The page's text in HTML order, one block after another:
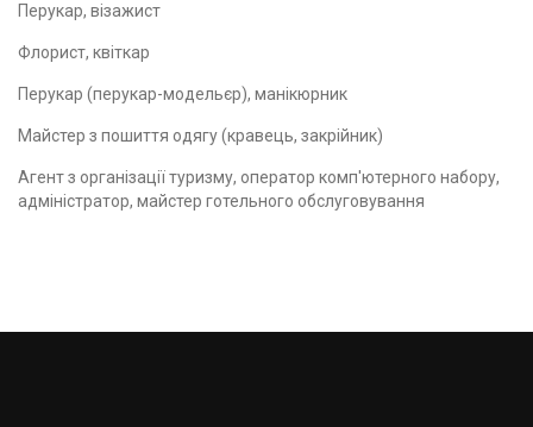
Перукар, візажист
Флорист, квіткар
Перукар (перукар-модельєр), манікюрник
Майстер з пошиття одягу (кравець, закрійник)
Агент з організації туризму, оператор комп'ютерного набору,
адміністратор, майстер готельного обслуговування